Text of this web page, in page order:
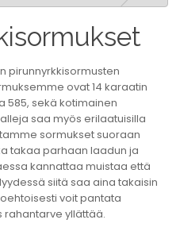
pirunnyrkkisormusten
ovat 14 karaatin
585, sekä kotimainen
saa myös erilaatuisilla
sormukset suoraan
takaa parhaan laadun ja
kannattaa muistaa että
siitä saa aina takaisin
voit pantata
rahantarve yllättää.